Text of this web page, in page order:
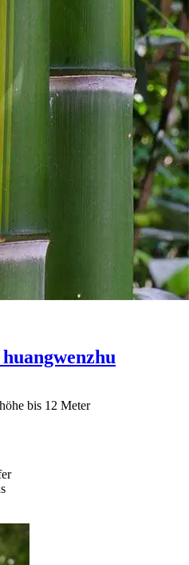
bis 12 Meter